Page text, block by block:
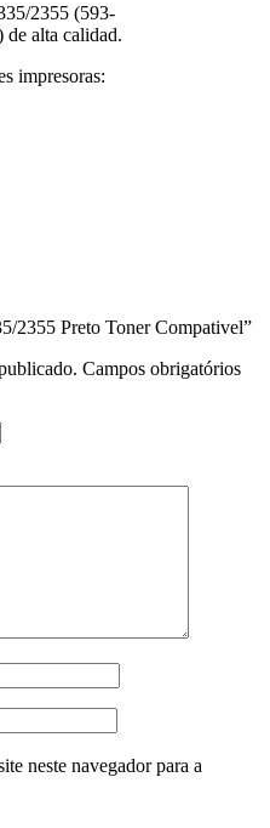
2355 (593-
alta calidad.
impresoras:
2355 Preto Toner Compativel”
Campos obrigatórios
neste navegador para a